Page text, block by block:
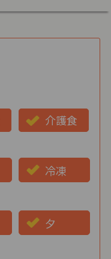
介護食
冷凍
夕